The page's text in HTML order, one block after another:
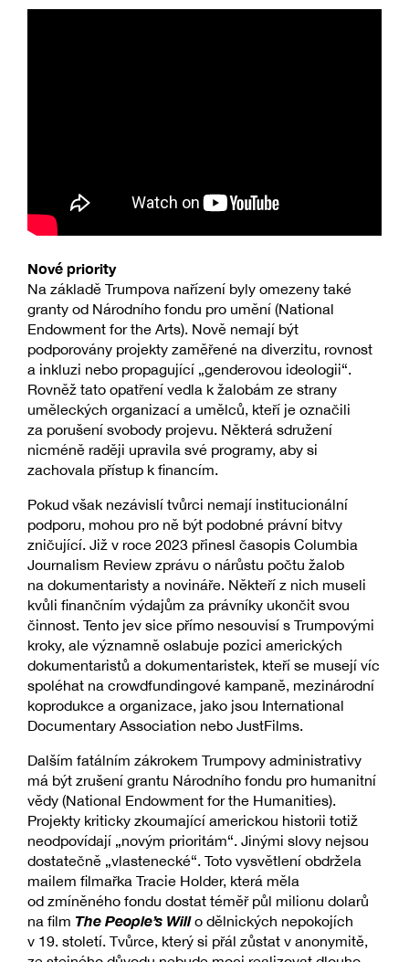
Nové priority
Na základě Trumpova nařízení byly omezeny také
granty od Národního fondu pro umění (National
Endowment for the Arts). Nově nemají být
podporovány projekty zaměřené na diverzitu, rovnost
a inkluzi nebo propagující „genderovou ideologii“.
Rovněž tato opatření vedla k žalobám ze strany
uměleckých organizací a umělců, kteří je označili
za porušení svobody projevu. Některá sdružení
nicméně raději upravila své programy, aby si
zachovala přístup k financím.
Pokud však nezávislí tvůrci nemají institucionální
podporu, mohou pro ně být podobné právní bitvy
zničující. Již v roce 2023 přinesl časopis Columbia
Journalism Review zprávu o nárůstu počtu žalob
na dokumentaristy a novináře. Někteří z nich museli
kvůli finančním výdajům za právníky ukončit svou
činnost. Tento jev sice přímo nesouvisí s Trumpovými
kroky, ale významně oslabuje pozici amerických
dokumentaristů a dokumentaristek, kteří se musejí víc
spoléhat na crowdfundingové kampaně, mezinárodní
koprodukce a organizace, jako jsou International
Documentary Association nebo JustFilms.
Dalším fatálním zákrokem Trumpovy administrativy
má být zrušení grantu Národního fondu pro humanitní
vědy (National Endowment for the Humanities).
Projekty kriticky zkoumající americkou historii totiž
neodpovídají „novým prioritám“. Jinými slovy nejsou
dostatečně „vlastenecké“. Toto vysvětlení obdržela
mailem filmařka Tracie Holder, která měla
od zmíněného fondu dostat téměř půl milionu dolarů
na film The People’s Willo dělnických nepokojích
v 19. století. Tvůrce, který si přál zůstat v anonymitě,